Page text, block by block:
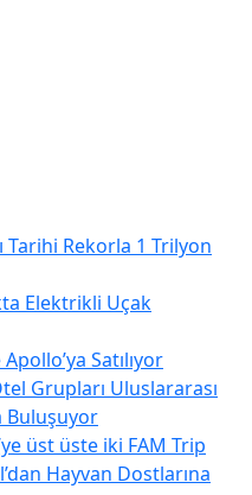
Tarihi Rekorla 1 Trilyon
Elektrikli Uçak
Satılıyor
Grupları Uluslararası
Buluşuyor
üst üste iki FAM Trip
Hayvan Dostlarına